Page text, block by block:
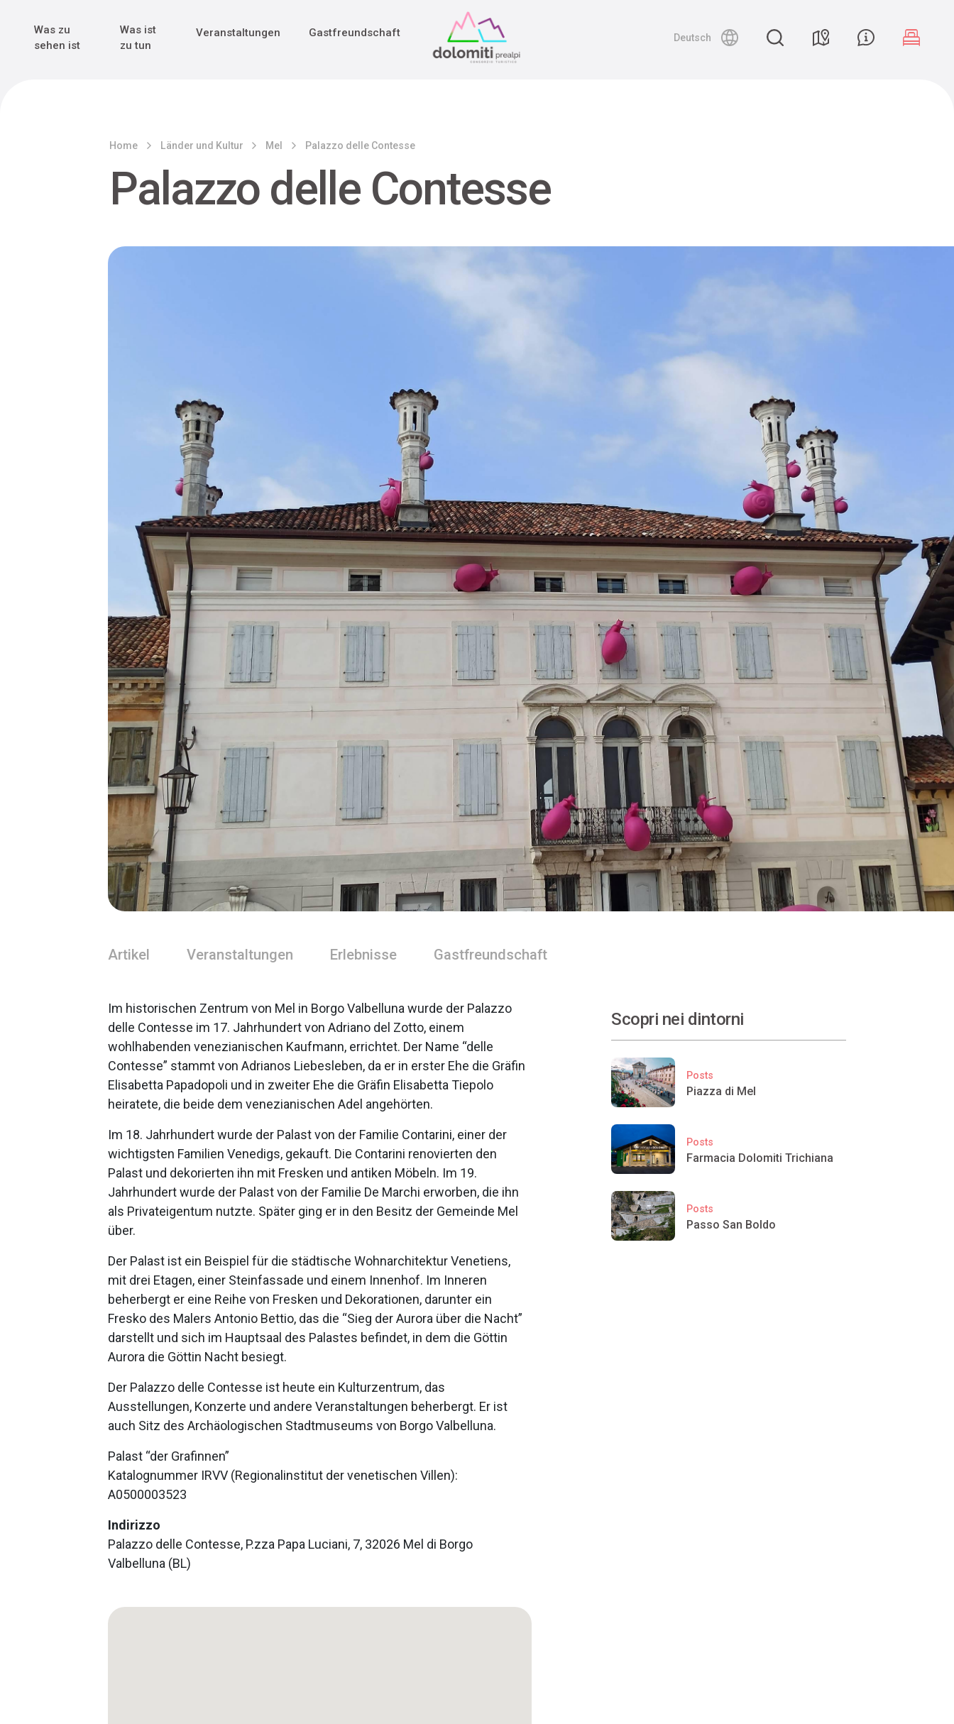
Main Navigation
Was zu
sehen ist
Was ist
zu tun
Veranstaltungen Gastfreundschaft Deutsch
Home Länder und Kultur Mel Palazzo delle Contesse
Palazzo delle Contesse
Artikel Veranstaltungen Erlebnisse Gastfreundschaft
Im historischen Zentrum von Mel in Borgo Valbelluna wurde der Palazzo
delle Contesse im 17. Jahrhundert von Adriano del Zotto, einem
wohlhabenden venezianischen Kaufmann, errichtet. Der Name “delle
Contesse” stammt von Adrianos Liebesleben, da er in erster Ehe die Gräfin
Elisabetta Papadopoli und in zweiter Ehe die Gräfin Elisabetta Tiepolo
heiratete, die beide dem venezianischen Adel angehörten.
Im 18. Jahrhundert wurde der Palast von der Familie Contarini, einer der
wichtigsten Familien Venedigs, gekauft. Die Contarini renovierten den
Palast und dekorierten ihn mit Fresken und antiken Möbeln. Im 19.
Jahrhundert wurde der Palast von der Familie De Marchi erworben, die ihn
als Privateigentum nutzte. Später ging er in den Besitz der Gemeinde Mel
über.
Der Palast ist ein Beispiel für die städtische Wohnarchitektur Venetiens,
mit drei Etagen, einer Steinfassade und einem Innenhof. Im Inneren
beherbergt er eine Reihe von Fresken und Dekorationen, darunter ein
Fresko des Malers Antonio Bettio, das die “Sieg der Aurora über die Nacht”
darstellt und sich im Hauptsaal des Palastes befindet, in dem die Göttin
Aurora die Göttin Nacht besiegt.
Der Palazzo delle Contesse ist heute ein Kulturzentrum, das
Ausstellungen, Konzerte und andere Veranstaltungen beherbergt. Er ist
auch Sitz des Archäologischen Stadtmuseums von Borgo Valbelluna.
Palast “der Grafinnen”
Katalognummer IRVV (Regionalinstitut der venetischen Villen):
A0500003523
Indirizzo
Palazzo delle Contesse, P.zza Papa Luciani, 7, 32026 Mel di Borgo
Valbelluna (BL)
Scopri nei dintorni
Posts
Piazza di Mel
Posts
Farmacia Dolomiti Trichiana
Posts
Passo San Boldo